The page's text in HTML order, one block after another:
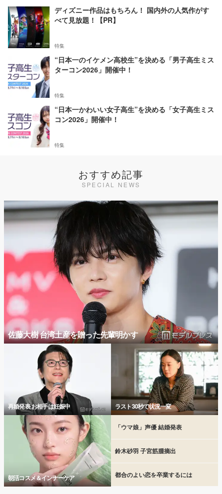
ディズニー作品はもちろん！ 国内外の人気作がす
べて見放題！【PR】
特集
“日本一のイケメン高校生”を決める「男子高生ミス
ターコン2026」開催中！
特集
“日本一かわいい女子高生”を決める「女子高生ミス
コン2026」開催中！
特集
おすすめ記事
SPECIAL NEWS
佐藤大樹 台湾土産を贈った先輩明かす
再婚発表 お相手は妊娠中 ラスト30秒で状況一変
朝活コスメ＆インナーケア
「ウマ娘」声優 結婚発表
鈴木砂羽 子宮筋腫摘出
都合のよい恋を卒業するには